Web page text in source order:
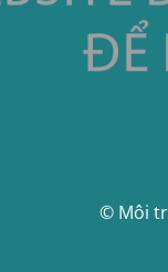
© Môi